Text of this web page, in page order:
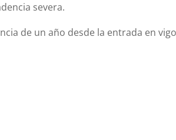
severa.
de un año desde la entrada en